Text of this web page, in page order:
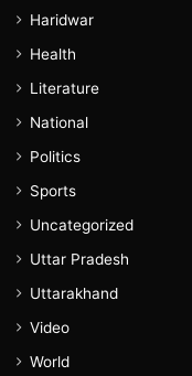
Haridwar
Health
Literature
National
Politics
Sports
Uncategorized
Uttar Pradesh
Uttarakhand
Video
World